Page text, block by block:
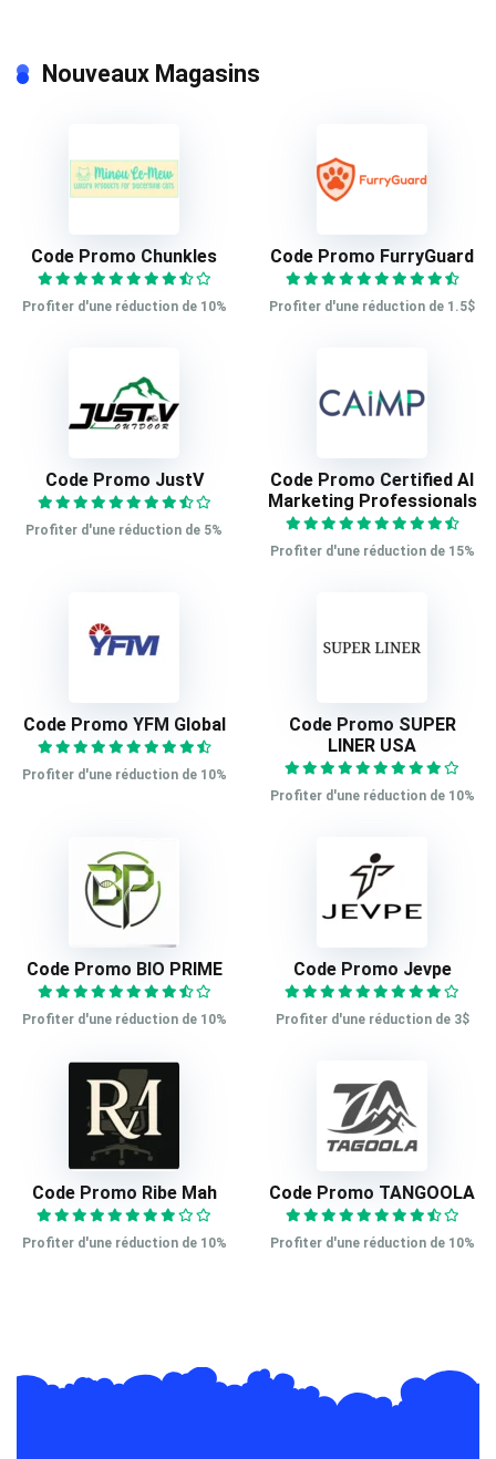
Nouveaux Magasins
Code Promo Chunkles
Profiter d'une réduction de 10%
Code Promo FurryGuard
Profiter d'une réduction de 1.5$
Code Promo JustV
Profiter d'une réduction de 5%
Code Promo Certified AI
Marketing Professionals
Profiter d'une réduction de 15%
Code Promo YFM Global
Profiter d'une réduction de 10%
Code Promo SUPER
LINER USA
Profiter d'une réduction de 10%
Code Promo BIO PRIME
Profiter d'une réduction de 10%
Code Promo Jevpe
Profiter d'une réduction de 3$
Code Promo Ribe Mah
Profiter d'une réduction de 10%
Code Promo TANGOOLA
Profiter d'une réduction de 10%